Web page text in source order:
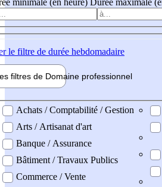
minimale (en heure) Durée maximale
le filtre de durée hebdomadaire
filtres de Domaine professionnel
professionel
Achats / Comptabilité / Gestion
Arts / Artisanat d'art
Banque / Assurance
Bâtiment / Travaux Publics
Commerce / Vente